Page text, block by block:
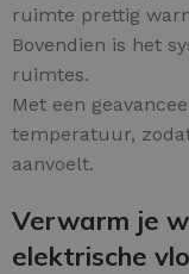
ruimte prettig
Bovendien is het
ruimtes.
Met een
temperatuur,
aanvoelt.
Verwarm je
elektrische